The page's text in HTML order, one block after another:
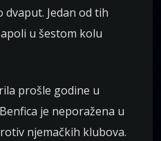
Jedan od tih
u šestom kolu
prošle godine u
je neporažena u
njemačkih klubova.